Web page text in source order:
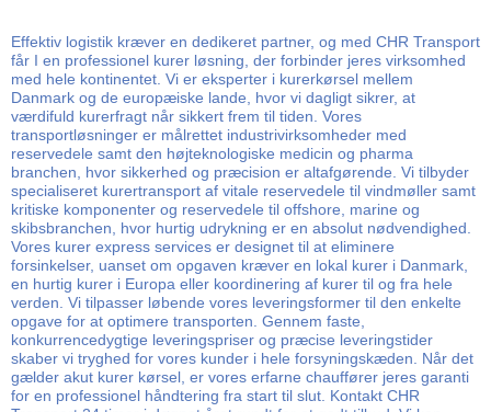
Effektiv logistik kræver en dedikeret partner, og med CHR Transport
får I en professionel kurer løsning, der forbinder jeres virksomhed
med hele kontinentet. Vi er eksperter i kurerkørsel mellem
Danmark og de europæiske lande, hvor vi dagligt sikrer, at
værdifuld kurerfragt når sikkert frem til tiden. Vores
transportløsninger er målrettet industrivirksomheder med
reservedele samt den højteknologiske medicin og pharma
branchen, hvor sikkerhed og præcision er altafgørende. Vi tilbyder
specialiseret kurertransport af vitale reservedele til vindmøller samt
kritiske komponenter og reservedele til offshore, marine og
skibsbranchen, hvor hurtig udrykning er en absolut nødvendighed.
Vores kurer express services er designet til at eliminere
forsinkelser, uanset om opgaven kræver en lokal kurer i Danmark,
en hurtig kurer i Europa eller koordinering af kurer til og fra hele
verden. Vi tilpasser løbende vores leveringsformer til den enkelte
opgave for at optimere transporten. Gennem faste,
konkurrencedygtige leveringspriser og præcise leveringstider
skaber vi tryghed for vores kunder i hele forsyningskæden. Når det
gælder akut kurer kørsel, er vores erfarne chauffører jeres garanti
for en professionel håndtering fra start til slut. Kontakt CHR